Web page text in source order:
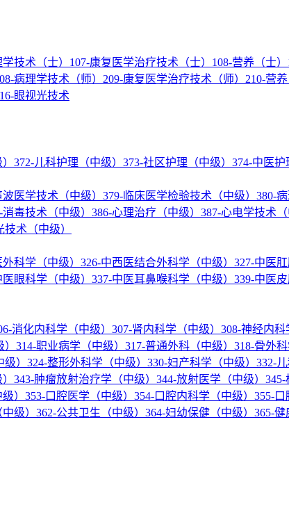
技术（士） 107-康复医学治疗技术（士） 108-营养（士）
病理学技术（师） 209-康复医学治疗技术（师） 210-营养
眼视光技术
372-儿科护理（中级） 373-社区护理（中级） 374-中医护
医学技术（中级） 379-临床医学检验技术（中级） 380-
消毒技术（中级） 386-心理治疗（中级） 387-心电学技术（
技术（中级）
科学（中级） 326-中西医结合外科学（中级） 327-中医
医眼科学（中级） 337-中医耳鼻喉科学（中级） 339-中医
消化内科学（中级） 307-肾内科学（中级） 308-神经内科
314-职业病学（中级） 317-普通外科（中级） 318-骨外科
） 324-整形外科学（中级） 330-妇产科学（中级） 332-
343-肿瘤放射治疗学（中级） 344-放射医学（中级） 345-
） 353-口腔医学（中级） 354-口腔内科学（中级） 355-口
级） 362-公共卫生（中级） 364-妇幼保健（中级） 365-健